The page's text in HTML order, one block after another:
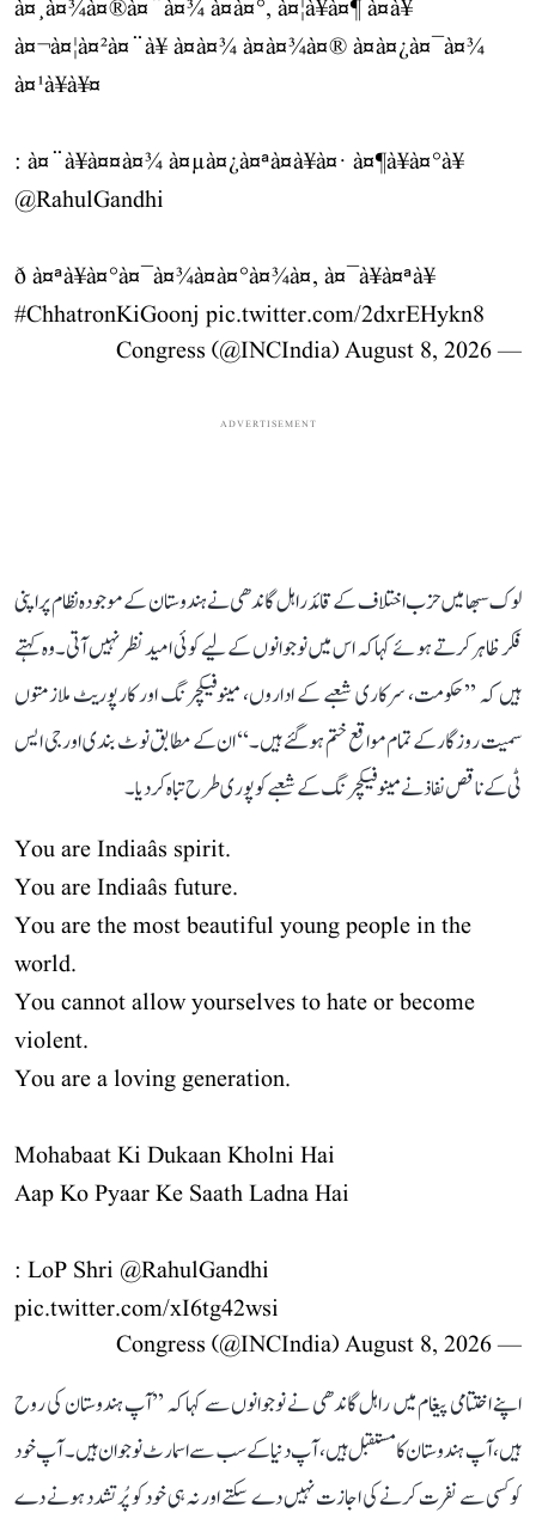
à¤¸à¤¾à¤®à¤¨à¤¾ à¤à¤°, à¤¦à¥à¤¶ à¤à¥
à¤¬à¤¦à¤²à¤¨à¥ à¤à¤¾ à¤à¤¾à¤® à¤à¤¿à¤¯à¤¾
à¤¹à¥à¥¤
: à¤¨à¥à¤¤à¤¾ à¤µà¤¿à¤ªà¤à¥à¤· à¤¶à¥à¤°à¥
@RahulGandhi
ð à¤ªà¥à¤°à¤¯à¤¾à¤à¤°à¤¾à¤, à¤¯à¥à¤ªà¥
#ChhatronKiGoonj pic.twitter.com/2dxrEHykn8
— Congress (@INCIndia)
August 8, 2026
ADVERTISEMENT
لوک سبھا میں حزب اختلاف کے قائد راہل گاندھی نے ہندوستان کے موجودہ نظام پر اپنی
فکر ظاہر کرتے ہوئے کہا کہ اس میں نوجوانوں کے لیے کوئی امید نظر نہیں آتی۔ وہ کہتے
ہیں کہ ’’حکومت، سرکاری شعبے کے اداروں، مینوفیکچرنگ اور کارپوریٹ ملازمتوں
سمیت روزگار کے تمام مواقع ختم ہو گئے ہیں۔‘‘ ان کے مطابق نوٹ بندی اور جی ایس
ٹی کے ناقص نفاذ نے مینوفیکچرنگ کے شعبے کو پوری طرح تباہ کر دیا۔
You are Indiaâs spirit.
You are Indiaâs future.
You are the most beautiful young people in the
world.
You cannot allow yourselves to hate or become
violent.
You are a loving generation.
Mohabaat Ki Dukaan Kholni Hai
Aap Ko Pyaar Ke Saath Ladna Hai
: LoP Shri @RahulGandhi
pic.twitter.com/xI6tg42wsi
— Congress (@INCIndia)
August 8, 2026
اپنے اختتامی پیغام میں راہل گاندھی نے نوجوانوں سے کہا کہ ’’آپ ہندوستان کی روح
ہیں، آپ ہندوستان کا مستقبل ہیں، آپ دنیا کے سب سے اسمارٹ نوجوان ہیں۔ آپ خود
کو کسی سے نفرت کرنے کی اجازت نہیں دے سکتے اور نہ ہی خود کو پُرتشدد ہونے دے